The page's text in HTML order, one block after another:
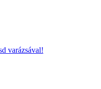
varázsával!